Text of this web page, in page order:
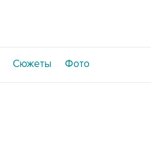
Сюжеты Фото